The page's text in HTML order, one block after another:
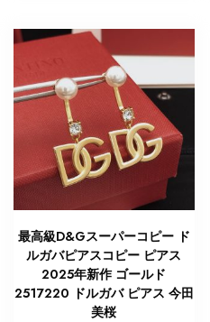
最高級D&Gスーパーコピー ド
ルガバピアスコピー ピアス
2025年新作 ゴールド
2517220 ドルガバ ピアス 今田
美桜